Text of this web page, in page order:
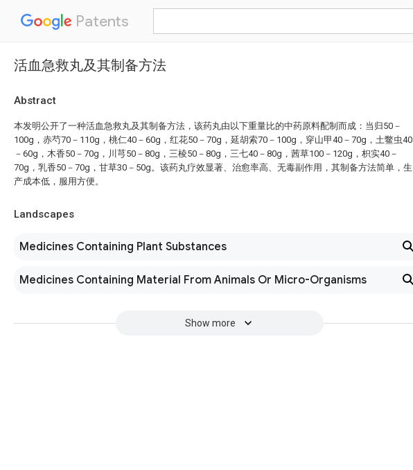
Patents
活血急救丸及其制备方法
Abstract
本发明公开了一种活血急救丸及其制备方法，该药丸由以下重量比的中药原料配制而成：当归50－
100g，赤芍70－110g，桃仁40－60g，红花50－70g，延胡索70－100g，穿山甲40－70g，土鳖虫40
－60g，木香50－70g，川芎50－80g，三棱50－80g，三七40－80g，茜草100－120g，枳实40－
70g，乳香50－70g，甘草30－50g。该药丸疗效显著、治愈率高、无毒副作用，其制备方法简单，生
产成本低，服用方便。
Landscapes
Medicines Containing Plant Substances
Medicines Containing Material From Animals Or Micro-Organisms
Show more